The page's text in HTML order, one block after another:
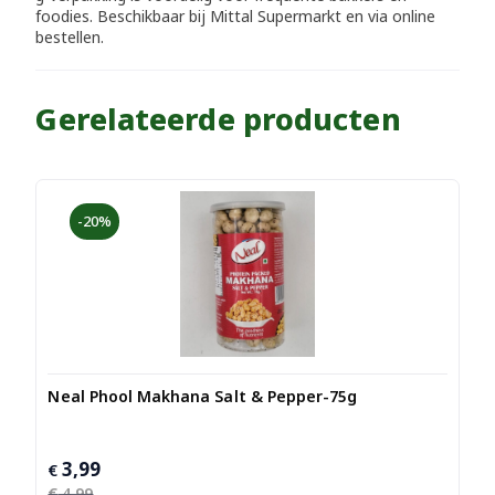
foodies. Beschikbaar bij Mittal Supermarkt en via online
bestellen.
Gerelateerde producten
-20%
Neal Phool Makhana Salt & Pepper-75g
Oorspronkelijke
€ 3,99
Huidige